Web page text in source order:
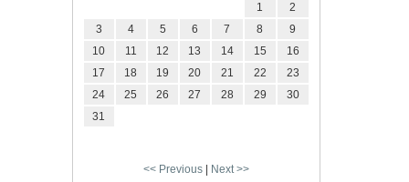
<< Previous| Next >>
1
2
3
4 5 6 7 8
9
10
11 12 13 14 15
16
17
18 19 20 21 22
23
24
25 26 27 28 29
30
31